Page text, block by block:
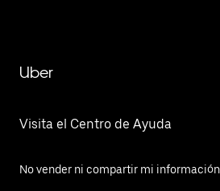
Uber
Visita el Centro de Ayuda
No vender ni compartir mi